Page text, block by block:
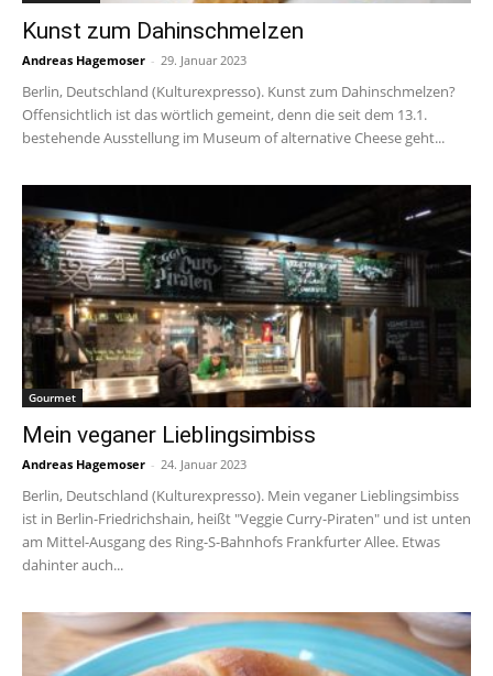
Kunst zum Dahinschmelzen
Andreas Hagemoser - 29. Januar 2023
Berlin, Deutschland (Kulturexpresso). Kunst zum Dahinschmelzen?
Offensichtlich ist das wörtlich gemeint, denn die seit dem 13.1.
bestehende Ausstellung im Museum of alternative Cheese geht...
Gourmet
Mein veganer Lieblingsimbiss
Andreas Hagemoser - 24. Januar 2023
Berlin, Deutschland (Kulturexpresso). Mein veganer Lieblingsimbiss
ist in Berlin-Friedrichshain, heißt "Veggie Curry-Piraten" und ist unten
am Mittel-Ausgang des Ring-S-Bahnhofs Frankfurter Allee. Etwas
dahinter auch...